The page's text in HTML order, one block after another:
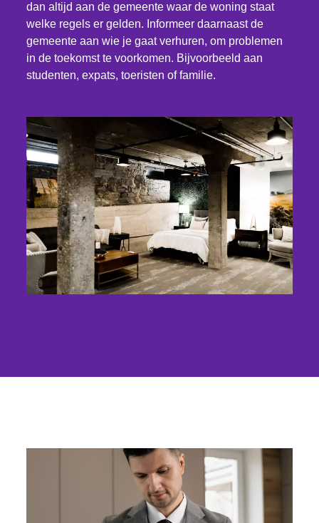
dan altijd aan de gemeente waar de woning staat
welke regels er gelden. Informeer daarnaast de
gemeente aan wie je gaat verhuren, om problemen
in de toekomst te voorkomen. Bijvoorbeeld aan
studenten, expats, toeristen of familie.